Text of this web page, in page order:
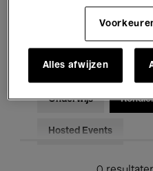
Voor iedereen
Onderwijs
Hosted Events
Alles afwijzen